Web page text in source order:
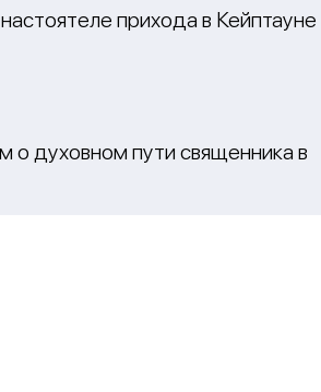
прихода в Кейптауне
о духовном пути священника в